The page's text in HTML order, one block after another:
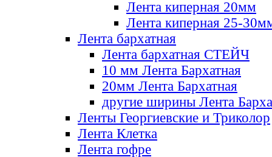
Лента киперная 20мм
Лента киперная 25-
Лента бархатная
Лента бархатная СТЕЙЧ
10 мм Лента Бархатная
20мм Лента Бархатная
другие ширины Лента
Ленты Георгиевские и Триколор
Лента Клетка
Лента гофре